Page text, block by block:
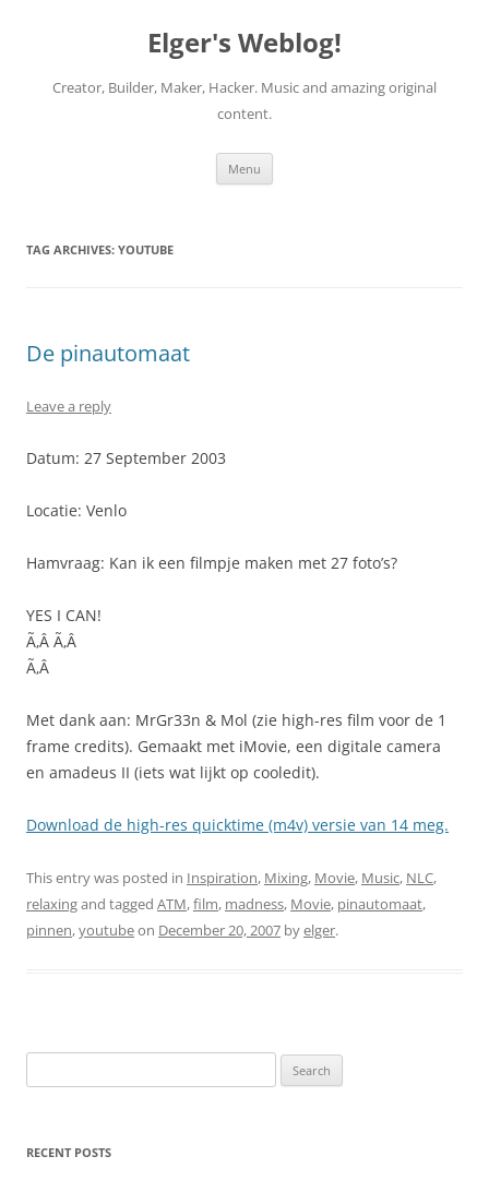
Elger's Weblog!
Creator, Builder, Maker, Hacker. Music and amazing original
content.
Menu
TAG ARCHIVES: YOUTUBE
De pinautomaat
Leave a reply
Datum: 27 September 2003
Locatie: Venlo
Hamvraag: Kan ik een filmpje maken met 27 foto’s?
YES I CAN!
Ã‚Â Ã‚Â
Ã‚Â
Met dank aan: MrGr33n & Mol (zie high-res film voor de 1
frame credits). Gemaakt met iMovie, een digitale camera
en amadeus II (iets wat lijkt op cooledit).
Download de high-res quicktime (m4v) versie van 14 meg.
This entry was posted in Inspiration, Mixing, Movie, Music, NLC,
relaxingand tagged ATM,film, madness, Movie, pinautomaat,
pinnen,youtubeon December 20, 2007 byelger.
for:
RECENT POSTS